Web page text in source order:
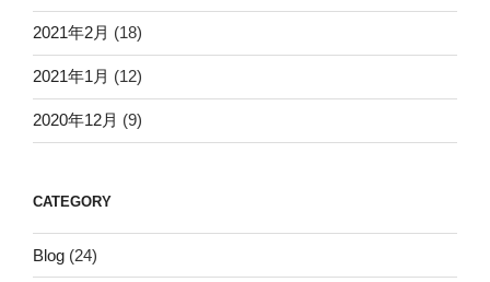
2021年2月 (18)
2021年1月 (12)
2020年12月 (9)
CATEGORY
Blog (24)